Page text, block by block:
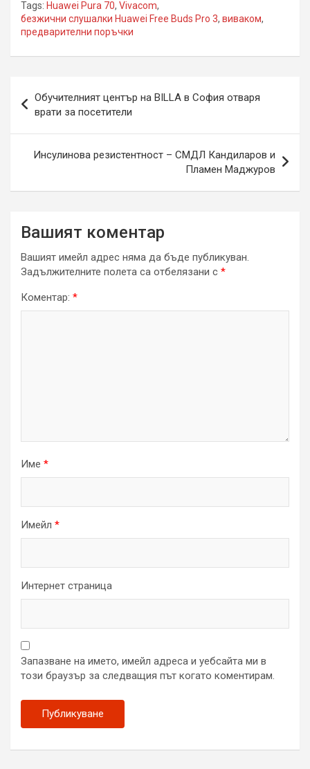
Tags: Huawei Pura 70, Vivacom,
безжични слушалки Huawei Free Buds Pro 3, виваком,
предварителни поръчки
Обучителният център на BILLA в София отваря
врати за посетители
Инсулинова резистентност – СМДЛ Кандиларов и
Пламен Маджуров
Вашият коментар
Вашият имейл адрес няма да бъде публикуван.
Задължителните полета са отбелязани с *
Коментар: *
Име *
Имейл *
Интернет страница
Запазване на името, имейл адреса и уебсайта ми в
този браузър за следващия път когато коментирам.